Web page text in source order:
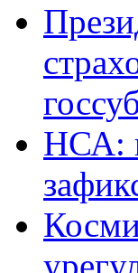
НСА: